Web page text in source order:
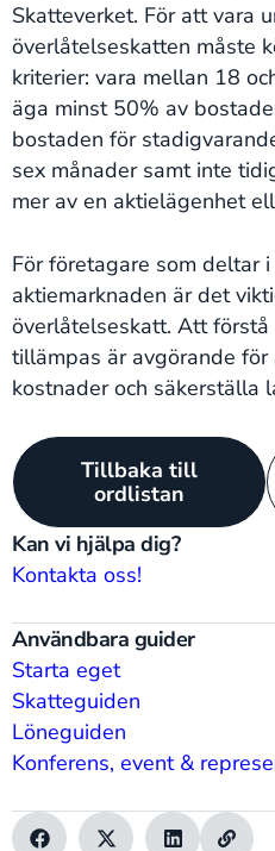
Kan vi hjälpa dig?
Kontakta oss!
Användbara guider
Starta eget
Skatteguiden
Löneguiden
Konferens, event &
Skatteverket. För att vara
överlåtelseskatten måste
kriterier: vara mellan 18
äga minst 50% av
bostaden för
sex månader samt inte
mer av en aktielägenhet
För företagare som deltar
aktiemarknaden är det
överlåtelseskatt. Att
tillämpas är avgörande
kostnader och säkerställa
Tillbaka till
ordlistan